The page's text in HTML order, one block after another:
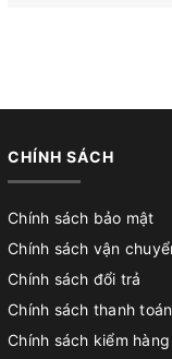
CHÍNH SÁCH
Chính sách bảo mật
Chính sách vận
Chính sách đổi trả
Chính sách thanh toán
Chính sách kiểm hàng